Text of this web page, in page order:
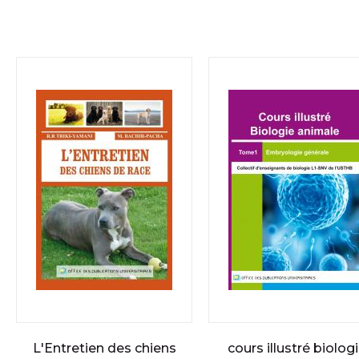
cours illustré
L'Entretien des chiens